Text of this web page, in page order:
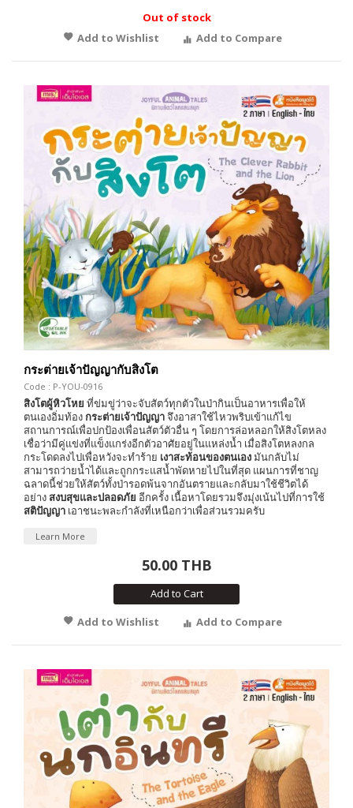
Out of stock
Add to Wishlist
Add to Compare
กระต่ายเจ้าปัญญากับสิงโต
Code : P-YOU-0916
สิงโตผู้หิวโหย ที่ข่มขู่ว่าจะจับสัตว์ทุกตัวในป่ากินเป็นอาหารเพื่อให้
ตนเองอิ่มท้องกระต่ายเจ้าปัญญาจึงอาสาใช้ไหวพริบเข้าแก้ไข
สถานการณ์เพื่อปกป้องเพื่อนสัตว์ตัวอื่น ๆ โดยการล่อหลอกให้สิงโตหลง
เชื่อว่ามีคู่แข่งที่แข็งแกร่งอีกตัวอาศัยอยู่ในแหล่งน้ำ เมื่อสิงโตหลงกล
กระโดดลงไปเพื่อหวังจะทำร้าย เงาสะท้อนของตนเองมันกลับไม่
สามารถว่ายน้ำได้และถูกกระแสน้ำพัดหายไปในที่สุด แผนการที่ชาญ
ฉลาดนี้ช่วยให้สัตว์ทั้งป่ารอดพ้นจากอันตรายและกลับมาใช้ชีวิตได้
อย่างสงบสุขและปลอดภัย อีกครั้ง เนื้อหาโดยรวมจึงมุ่งเน้นไปที่การใช้
สติปัญญา เอาชนะพละกำลังที่เหนือกว่าเพื่อส่วนรวมครับ
Learn More
50.00 THB
Add to Cart
Add to Wishlist
Add to Compare